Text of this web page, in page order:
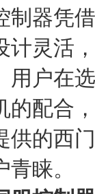
制器凭
计灵活
用户在
的配合
供的西
睐。